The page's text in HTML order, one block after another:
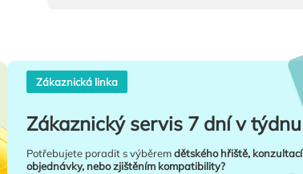
Zákaznická linka
Zákaznický servis 7 dní v týdnu
Potřebujete poradit s výběremdětského hřiště, konzultací
objednávky, nebo zjištěním kompatibility?